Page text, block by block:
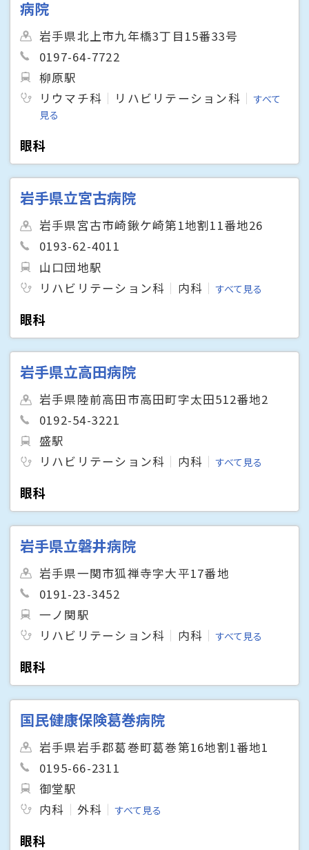
病院
岩手県北上市九年橋3丁目15番33号
0197-64-7722
柳原駅
リウマチ科
リハビリテーション科
すべて
見る
眼科
岩手県立宮古病院
岩手県宮古市崎鍬ケ崎第1地割11番地26
0193-62-4011
山口団地駅
リハビリテーション科
内科 すべて見る
眼科
岩手県立高田病院
岩手県陸前高田市高田町字太田512番地2
0192-54-3221
盛駅
リハビリテーション科
内科 すべて見る
眼科
岩手県立磐井病院
岩手県一関市狐禅寺字大平17番地
0191-23-3452
一ノ関駅
リハビリテーション科
内科 すべて見る
眼科
国民健康保険葛巻病院
岩手県岩手郡葛巻町葛巻第16地割1番地1
0195-66-2311
御堂駅
内科
外科 すべて見る
眼科